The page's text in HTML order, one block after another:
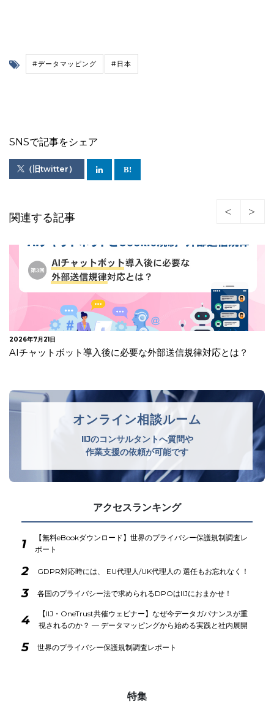
#データマッピング #日本
SNSで記事をシェア
（旧twitter）
関連する記事
2026年7月15日
AIチャットボットに外部送信規律は適用される？
オンライン相談ルーム
IIJのコンサルタントへ質問や
作業支援の依頼が可能です
アクセスランキング
1
【無料eBookダウンロード】世界のプライバシー保護規制調査レ
ポート
2 GDPR対応時には、 EU代理人/UK代理人の 選任もお忘れなく！
3 各国のプライバシー法で求められるDPOはIIJにおまかせ！
4
【IIJ・OneTrust共催ウェビナー】なぜ今データガバナンスが重
視されるのか？ ― データマッピングから始める実践と社内展開
5 世界のプライバシー保護規制調査レポート
特集